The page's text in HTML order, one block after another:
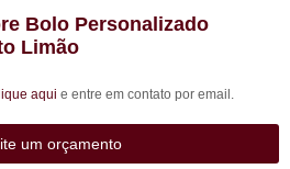
Bolo Personalizado
Limão
aqui e entre em contato por email.
um orçamento